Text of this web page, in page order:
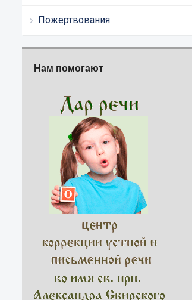
Пожертвования
Нам помогают